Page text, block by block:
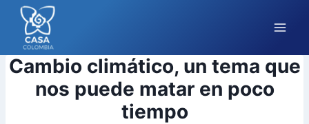
Saltar
contenido
Cambio climático, un tema que
nos puede matar en poco
tiempo